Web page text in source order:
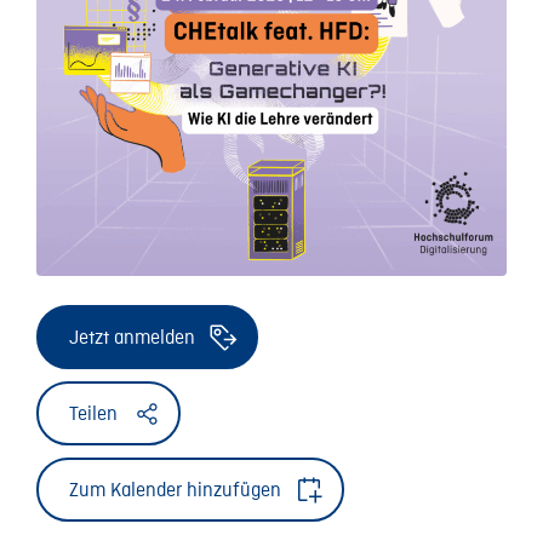
Jetzt anmelden
Teilen
Zum Kalender hinzufügen